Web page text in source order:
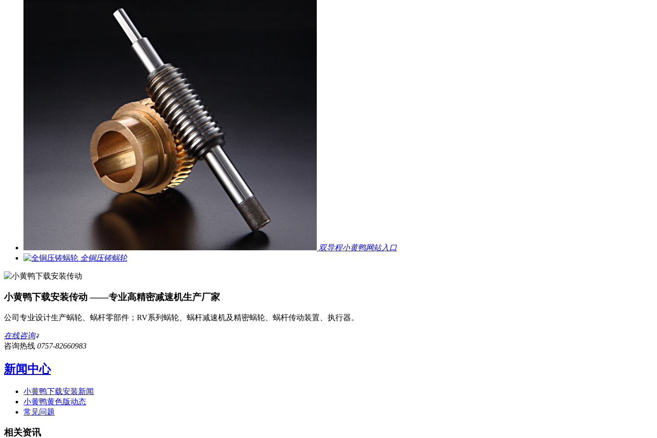
双导程小黄鸭网站入口
全铜压铸蜗轮
小黄鸭下载安装传动 ——专业高精密减速机生产厂家
公司专业设计生产蜗轮、蜗杆零部件；RV系列蜗轮、蜗杆减速机及精密蜗轮、蜗杆传动装置、执行器。
在线咨询
咨询热线 0757-82660983
新闻中心
小黄鸭下载安装新闻
小黄鸭黄色版动态
常见问题
相关资讯